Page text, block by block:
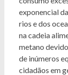
exponencial
rios e dos
na cadeia
metano
de inúmeros
cidadãos em